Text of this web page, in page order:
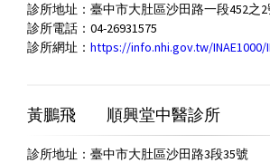
診所地址：臺中市大肚區沙田路一段452之
診所電話：04-26931575
診所網址： https://info.nhi.gov.tw/INAE1000/
黃鵬飛 順興堂中醫診所
診所地址：臺中市大肚區沙田路3段35號